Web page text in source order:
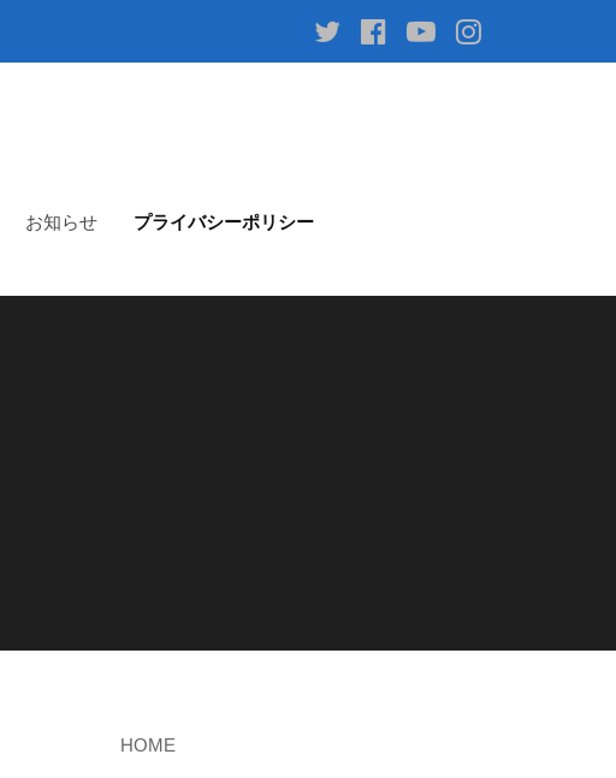
Twitter facebook
youtubeinstagram
お知らせ プライバシーポリシー
HOME